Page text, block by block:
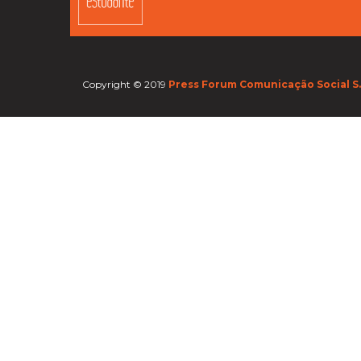
Copyright © 2019 Press Forum Comunicação Social